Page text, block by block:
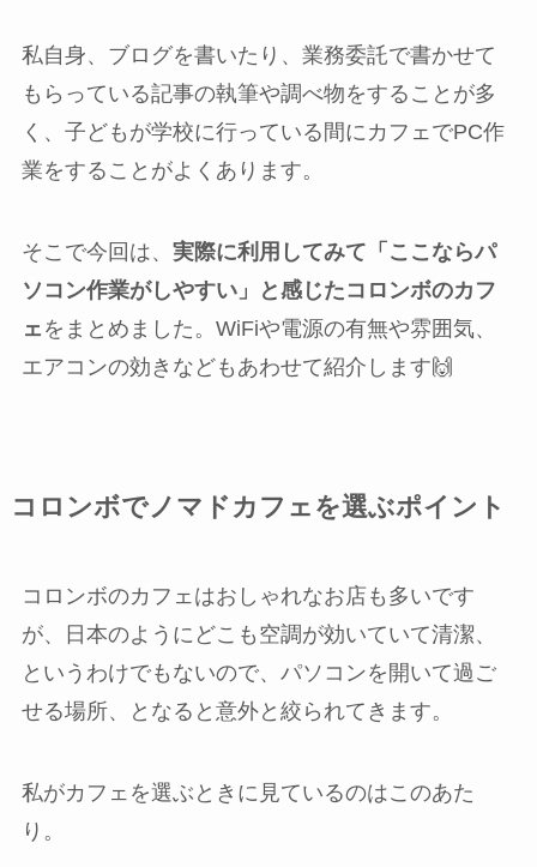
私自身、ブログを書いたり、業務委託で書かせて
もらっている記事の執筆や調べ物をすることが多
く、子どもが学校に行っている間にカフェでPC作
業をすることがよくあります。
そこで今回は、 実際に利用してみて「ここならパ
ソコン作業がしやすい」と感じたコロンボのカフ
ェをまとめました。WiFiや電源の有無や雰囲気、
エアコンの効きなどもあわせて紹介します🙌
コロンボでノマドカフェを選ぶポイント
コロンボのカフェはおしゃれなお店も多いです
が、日本のようにどこも空調が効いていて清潔、
というわけでもないので、パソコンを開いて過ご
せる場所、となると意外と絞られてきます。
私がカフェを選ぶときに見ているのはこのあた
り。